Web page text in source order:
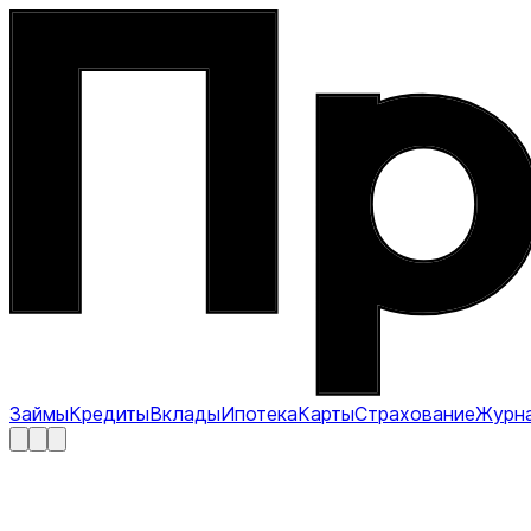
ЗаймыКредитыВкладыИпотекаКартыСтрахование